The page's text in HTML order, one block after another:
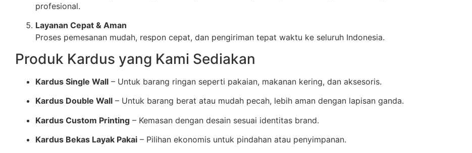
profesional.
Layanan Cepat & Aman
Proses pemesanan mudah, respon cepat, dan pengiriman tepat waktu ke seluruh Indonesia.
Produk Kardus yang Kami Sediakan
Kardus Single Wall – Untuk barang ringan seperti pakaian, makanan kering, dan aksesoris.
Kardus Double Wall – Untuk barang berat atau mudah pecah, lebih aman dengan lapisan ganda.
Kardus Custom Printing – Kemasan dengan desain sesuai identitas brand.
Kardus Bekas Layak Pakai – Pilihan ekonomis untuk pindahan atau penyimpanan.